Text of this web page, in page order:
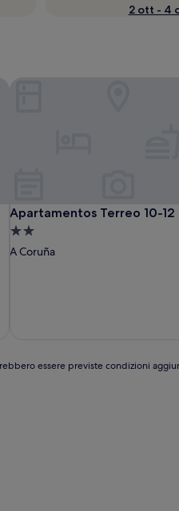
2 ott - 4
Location
Apartamentos Terreo 10-12
Apartamentos Terreo 10-12
Struttura
a
A Coruña
essere previste condizioni